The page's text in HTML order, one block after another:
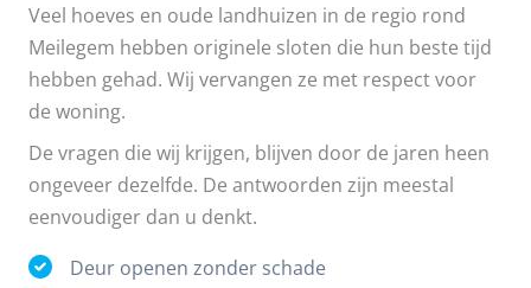
Veel hoeves en oude landhuizen in de regio rond
Meilegem hebben originele sloten die hun beste tijd
hebben gehad. Wij vervangen ze met respect voor
de woning.
De vragen die wij krijgen, blijven door de jaren heen
ongeveer dezelfde. De antwoorden zijn meestal
eenvoudiger dan u denkt.
Deur openen zonder schade